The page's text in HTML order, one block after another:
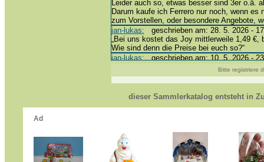
Leider auch so, etwas besser sind 3er o.ä.
Darum kaufe ich Ferrero nur noch, wenn es
zum Vorstellen, oder besondere Angebote,
jan-lukas: geschrieben am: 28. 5. 2026 -
„Bei uns kostet das Joy mittlerweile 1,49 €,
Wie sind denn die Preise bei euch so?“
jan-lukas:geschrieben am: 10. 5. 2026 -
Bonsaipanther:geschrieben am: 10. 5.
@ Harald
https://www.ue-ei-portal-
Dein Enkel sollte zur Strafe die nächsten 3
Für die Figuren VC307, 310, 318 und 326
mein Enkel hat die leider weggeworfen
jan-lukas:
geschrieben am: 29. 4. 2026 -
https://www.ferrero-
Bitte registriere
dieser Sammlerkatalog entsteht in